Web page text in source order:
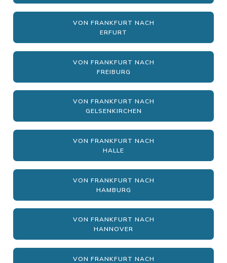
VON FRANKFURT NACH
ERFURT
VON FRANKFURT NACH
FREIBURG
VON FRANKFURT NACH
GELSENKIRCHEN
VON FRANKFURT NACH
HALLE
VON FRANKFURT NACH
HAMBURG
VON FRANKFURT NACH
HANNOVER
VON FRANKFURT NACH